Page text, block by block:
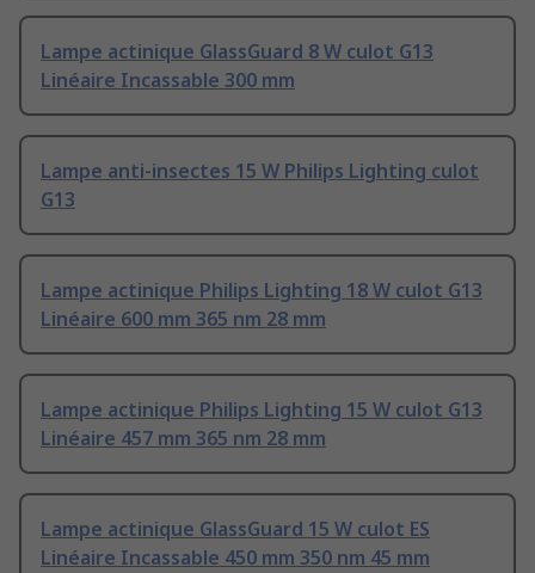
Lampe actinique GlassGuard 8 W culot G13
Linéaire Incassable 300 mm
Lampe anti-insectes 15 W Philips Lighting culot
G13
Lampe actinique Philips Lighting 18 W culot G13
Linéaire 600 mm 365 nm 28 mm
Lampe actinique Philips Lighting 15 W culot G13
Linéaire 457 mm 365 nm 28 mm
Lampe actinique GlassGuard 15 W culot ES
Linéaire Incassable 450 mm 350 nm 45 mm